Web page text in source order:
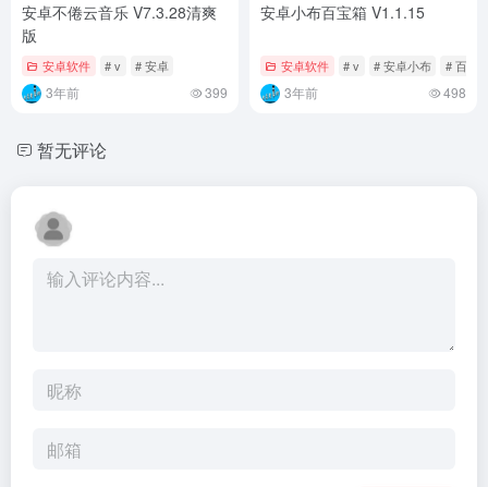
安卓不倦云音乐 V7.3.28清爽
版
安卓软件 # v # 安卓
3年前 399
安卓小布百宝箱 V1.1.15
安卓软件 # v # 安卓小布 # 百宝
3年前 498
暂无评论